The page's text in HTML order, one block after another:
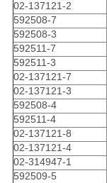
02-137121-2
592508-7
592508-3
592511-7
592511-3
02-137121-7
02-137121-3
592508-4
592511-4
02-137121-8
02-137121-4
02-314947-1
592509-5